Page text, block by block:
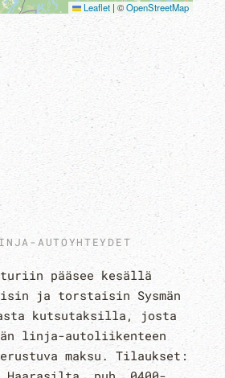
Leaflet | ©OpenStreetMap
AUTOYHTEYDET
pääsee kesällä
ja torstaisin Sysmän
kutsutaksilla, josta
linja-autoliikenteen
maksu. Tilaukset: